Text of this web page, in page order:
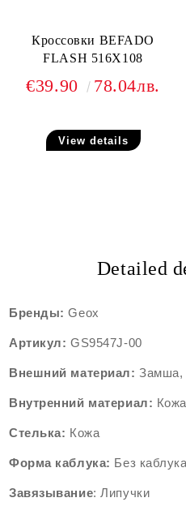
Кроссовки BEFADO
FLASH 516X108
€39.90 78.04лв.
View details
Detailed
Бренды:Geox
Артикул:GS9547J-00
Внешний материал: Замша,
Внутренний материал: Кожа
Стелька: Кожа
Форма каблука: Без каблука
Завязывание: Липучки